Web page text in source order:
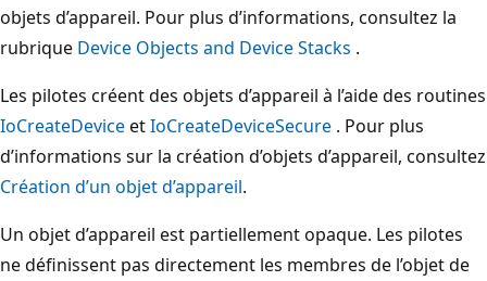
objets d’appareil. Pour plus d’informations, consultez la
rubrique Device Objects and Device Stacks .
Les pilotes créent des objets d’appareil à l’aide des routines
IoCreateDeviceetIoCreateDeviceSecure . Pour plus
d’informations sur la création d’objets d’appareil, consultez
Création d’un objet d’appareil.
Un objet d’appareil est partiellement opaque. Les pilotes
ne définissent pas directement les membres de l’objet de